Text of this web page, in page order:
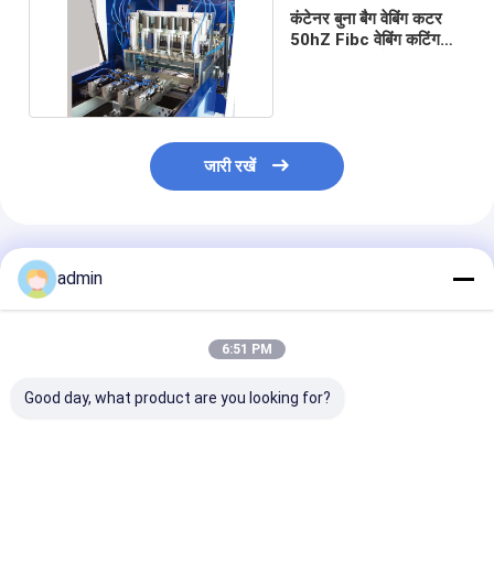
कंटेनर बुना बैग वेबिंग कटर
50hZ Fibc वेबिंग कटिंग
जारी रखें
अनुशंसित उत्पाद
admin
6:51 PM
Good day, what product are you looking for?